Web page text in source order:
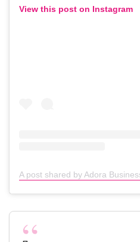
View this post on Instagram